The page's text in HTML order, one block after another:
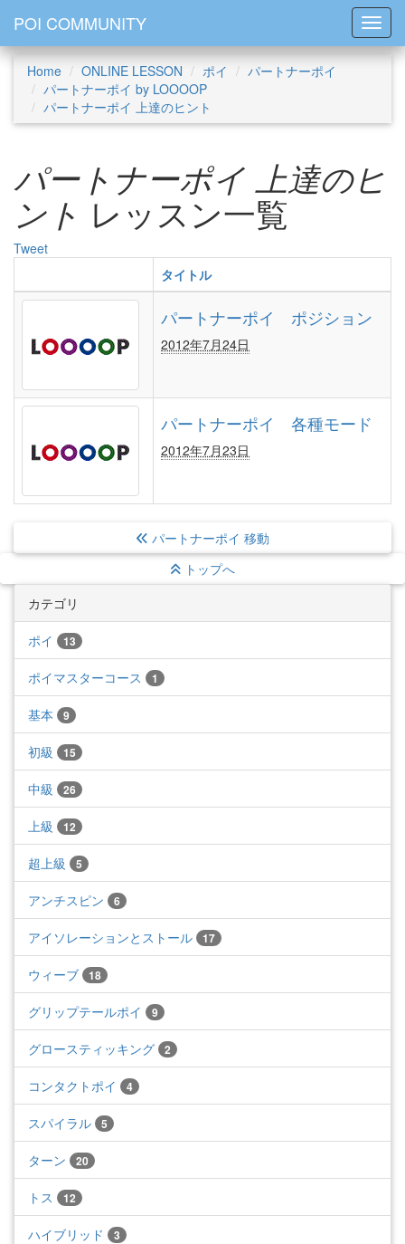
POI COMMUNITY
Home ONLINE LESSON ポイ
パートナーポイ
パートナーポイ by LOOOOP
パートナーポイ 上達のヒント
パートナーポイ 上達のヒ
ント レッスン一覧
Tweet
タイトル
パートナーポイ ポジション
2012年7月24日
パートナーポイ 各種モード
2012年7月23日
パートナーポイ 移動
トップへ
カテゴリ
ポイ 13
ポイマスターコース 1
基本 9
初級 15
中級 26
上級 12
超上級 5
アンチスピン 6
アイソレーションとストール 17
ウィーブ 18
グリップテールポイ 9
グロースティッキング 2
コンタクトポイ 4
スパイラル 5
ターン 20
トス 12
ハイブリッド 3